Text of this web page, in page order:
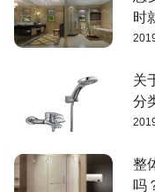
时
关
分
整
吗